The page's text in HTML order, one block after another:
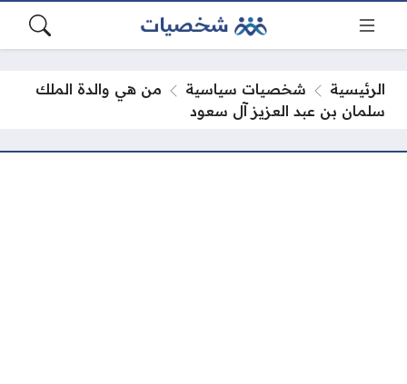
الرئيسية شخصيات سياسية
من هي والدة الملك
سلمان بن عبد العزيز آل سعود